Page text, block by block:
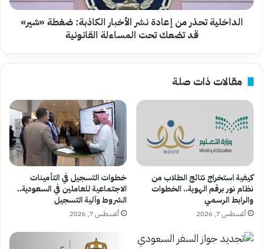
«شير»
المساءلة
الداخلية تحذر من إعادة نشر الأخبار الكاذبة: ضغطة «شير»
قد تضعك تحت المساءلة القانونية
مقالات ذات صلة
كيفية استخراج نتائج الطلاب من
نظام نور برقم الهوية.. الخطوات
والرابط الرسمي
أغسطس 7, 2026
خطوات التسجيل في التأمينات
الاجتماعية للعاملين في السعودية..
الشروط وآلية التسجيل
أغسطس 7, 2026